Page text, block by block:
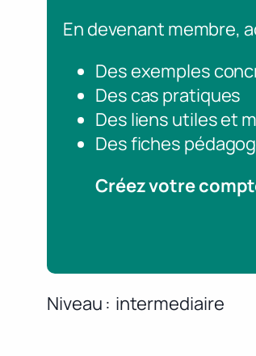
En devenant membre,
Des exemples
Des cas pratiques
Des liens utiles et
Des fiches
Créez votre
Niveau intermediaire